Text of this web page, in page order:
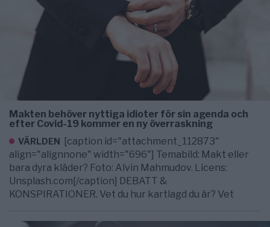
Makten behöver nyttiga idioter för sin agenda och
efter Covid-19 kommer en ny överraskning
VÄRLDEN [caption id="attachment_112873"
align="alignnone" width="696"] Temabild: Makt eller
bara dyra kläder? Foto: Alvin Mahmudov. Licens:
Unsplash.com[/caption] DEBATT &
KONSPIRATIONER. Vet du hur kartlagd du är? Vet